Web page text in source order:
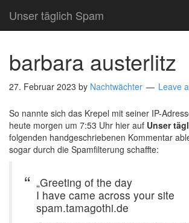
Unser täglich Spam
barbara austerlitz
27. Februar 2023 by Nachtwächter Leave
So nannte sich das Krepel mit seiner IP-
heute morgen um 7:53 Uhr hier auf Unser
folgenden handgeschriebenen Kommentar
sogar durch die Spamfilterung schaffte:
„Greeting of the day
I have came across your site
spam.tamagothi.de